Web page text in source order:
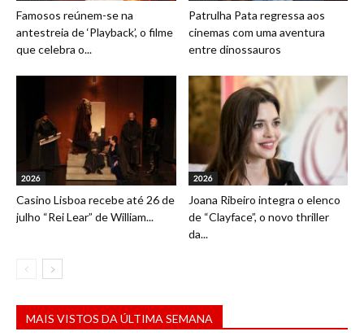
Famosos reúnem-se na
antestreia de ‘Playback’, o filme
que celebra o...
Patrulha Pata regressa aos
cinemas com uma aventura
entre dinossauros
2026
Casino Lisboa recebe até 26 de
julho “Rei Lear” de William...
2026
Joana Ribeiro integra o elenco
de “Clayface”, o novo thriller
da...
MAIS VISTOS DA ÚLTIMA SEMANA